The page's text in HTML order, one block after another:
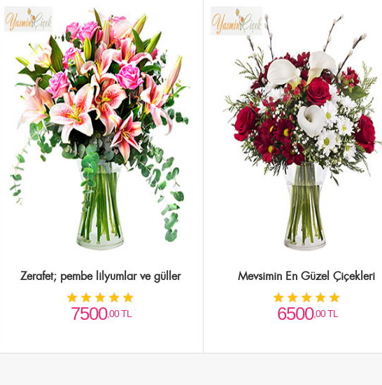
Zerafet; pembe lilyumlar ve güller
7500,00 TL
Mevsimin En Güzel Çiçekleri
6500,00 TL